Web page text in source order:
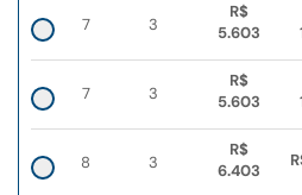
7 3
R$
5.603
7 3
R$
5.603
8 3
R$
6.403